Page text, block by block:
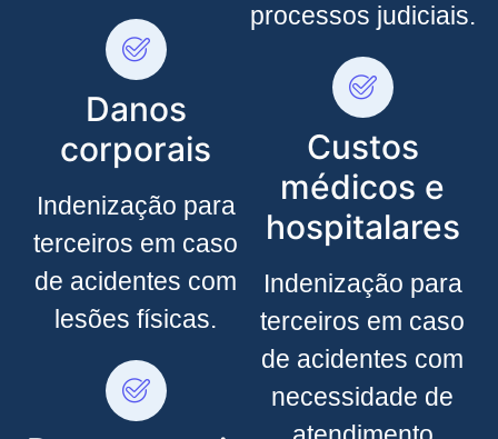
Danos
corporais
Indenização para
terceiros em caso
de acidentes com
lesões físicas.
processos judiciais.
Custos
médicos e
hospitalares
Indenização para
terceiros em caso
de acidentes com
necessidade de